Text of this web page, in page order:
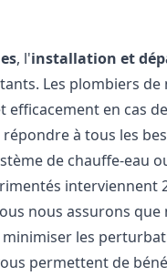
, l'installation et
Les plombiers
en cas
à tous les
de chauffe-eau
interviennent
nous assurons
les
permettent de